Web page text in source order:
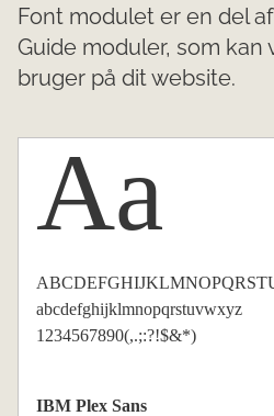
Font modulet er en del
Guide moduler, som kan
bruger på dit website.
Aa
abcdefghijklmnopqrstuvwxyz
1234567890(,.;:?!$&*)
IBM Plex Sans